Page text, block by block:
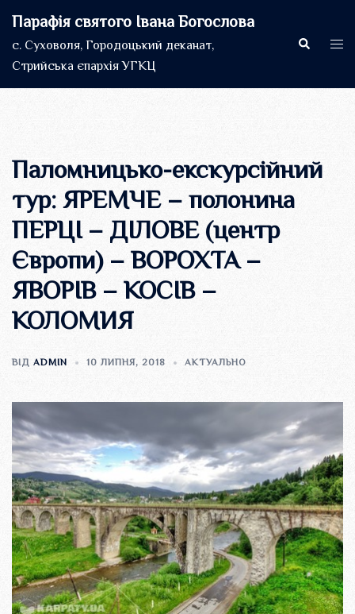
до
вмісту
Парафія святого Івана Богослова
с. Суховоля, Городоцький деканат,
Стрийська єпархія УГКЦ
Пошук
Паломницько-екскурсійний
тур: ЯРЕМЧЕ – полонина
ПЕРЦІ – ДІЛОВЕ (центр
Європи) – ВОРОХТА –
ЯВОРІВ – КОСІВ –
КОЛОМИЯ
ВІД ADMIN 10 ЛИПНЯ, 2018 АКТУАЛЬНО